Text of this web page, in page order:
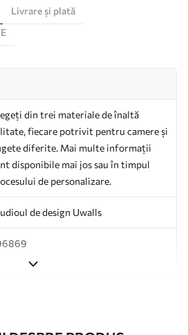
Livrare și plată
din trei materiale de înaltă
fiecare potrivit pentru camere și
diferite. Mai multe informații
disponibile mai jos sau în timpul
de personalizare.
de design Uwalls